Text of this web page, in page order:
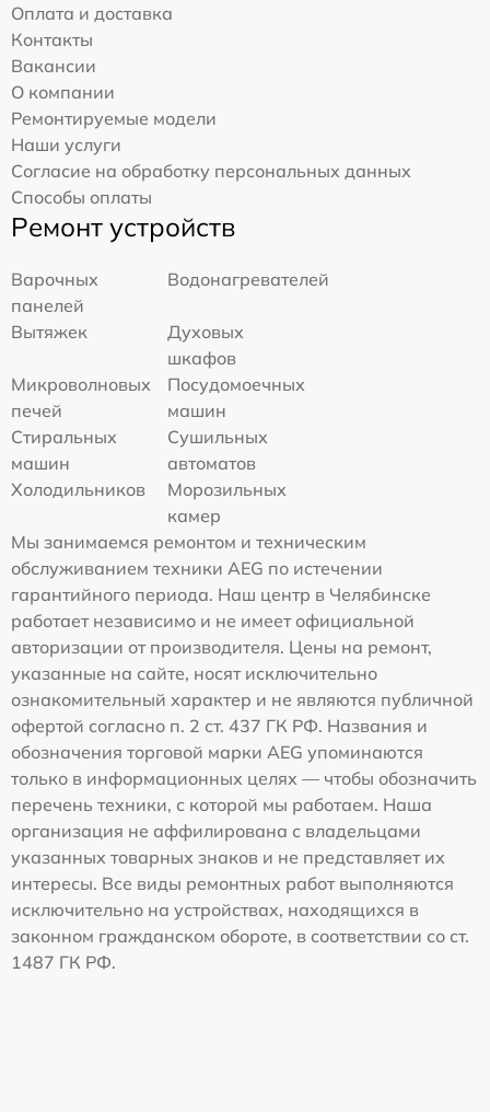
Оплата и доставка
Контакты
Вакансии
О компании
Ремонтируемые модели
Наши услуги
Согласие на обработку персональных данных
Способы оплаты
Ремонт устройств
Варочных
панелей
Водонагревателей
Вытяжек
Духовых
шкафов
Микроволновых
печей
Посудомоечных
машин
Стиральных
машин
Сушильных
автоматов
Холодильников
Морозильных
камер
Мы занимаемся ремонтом и техническим
обслуживанием техники AEG по истечении
гарантийного периода. Наш центр в Челябинске
работает независимо и не имеет официальной
авторизации от производителя. Цены на ремонт,
указанные на сайте, носят исключительно
ознакомительный характер и не являются публичной
офертой согласно п. 2 ст. 437 ГК РФ. Названия и
обозначения торговой марки AEG упоминаются
только в информационных целях — чтобы обозначить
перечень техники, с которой мы работаем. Наша
организация не аффилирована с владельцами
указанных товарных знаков и не представляет их
интересы. Все виды ремонтных работ выполняются
исключительно на устройствах, находящихся в
законном гражданском обороте, в соответствии со ст.
1487 ГК РФ.